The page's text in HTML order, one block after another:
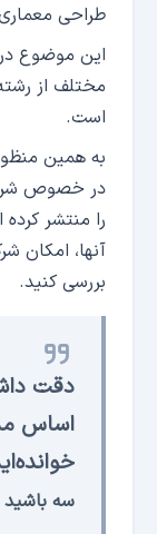
طراحی
این موضوع
مختلف از
است.
به همین
در خصوص
را منتشر
آنها، امکان
بررسی کنید.
دقت
اساس
سه باشید